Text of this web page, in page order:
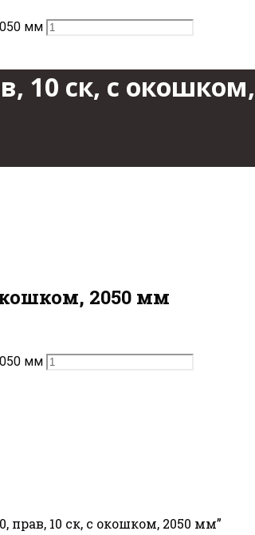
мм
10 ск, с
2050 мм
мм
прав, 10 ск, с окошком, 2050 мм”